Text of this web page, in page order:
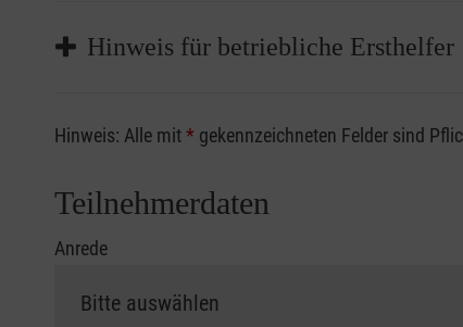
Hinweis für betriebliche Ersthelfer
Sofern Sie ein Kostenübernahmeverfahren
vorliegen müssen. Andernfalls erfolgt eine
Hinweis: Alle mit* gekennzeichneten Felder sind
Teilnehmerdaten
Anrede